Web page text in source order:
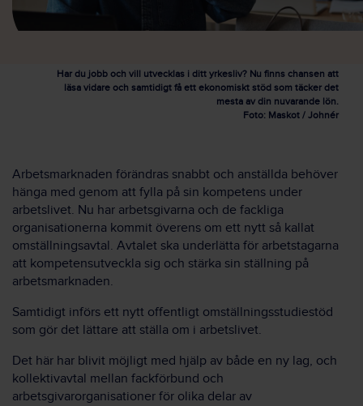
Har du jobb och vill utvecklas i ditt yrkesliv? Nu finns chansen att
läsa vidare och samtidigt få ett ekonomiskt stöd som täcker det
mesta av din nuvarande lön.
Foto: Maskot / Johnér
Arbetsmarknaden förändras snabbt och anställda behöver
hänga med genom att fylla på sin kompetens under
arbetslivet. Nu har arbetsgivarna och de fackliga
organisationerna kommit överens om ett nytt så kallat
omställningsavtal. Avtalet ska underlätta för arbetstagarna
att kompetensutveckla sig och stärka sin ställning på
arbetsmarknaden.
Samtidigt införs ett nytt offentligt omställningsstudiestöd
som gör det lättare att ställa om i arbetslivet.
Det här har blivit möjligt med hjälp av både en ny lag, och
kollektivavtal mellan fackförbund och
arbetsgivarorganisationer för olika delar av